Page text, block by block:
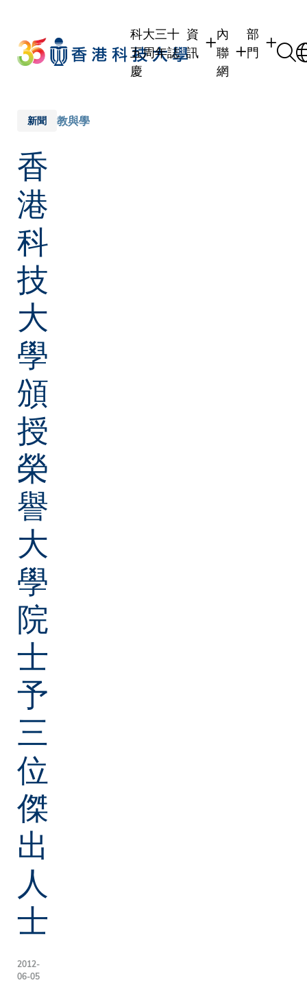
main
content
科大三十
五周年誌
慶
資
訊
內
聯
網
部
門
新聞 教與學
香
港
科
技
大
學
頒
授
榮
譽
大
學
院
士
予
三
位
傑
出
人
士
2012-
06-05